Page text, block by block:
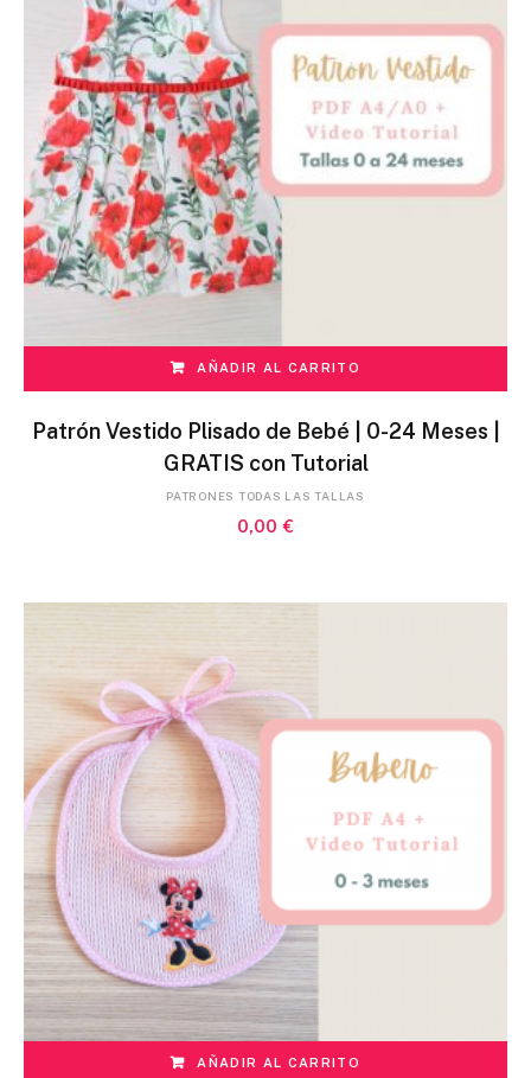
AÑADIR AL CARRITO
Patrón Vestido Plisado de Bebé | 0-24 Meses |
GRATIS con Tutorial
PATRONES TODAS LAS TALLAS
0,00€
AÑADIR AL CARRITO